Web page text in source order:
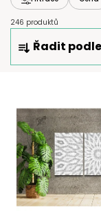
246 produktů
Z
P
R
O
D
U
Řadit
Ý
P
S
P
R
O